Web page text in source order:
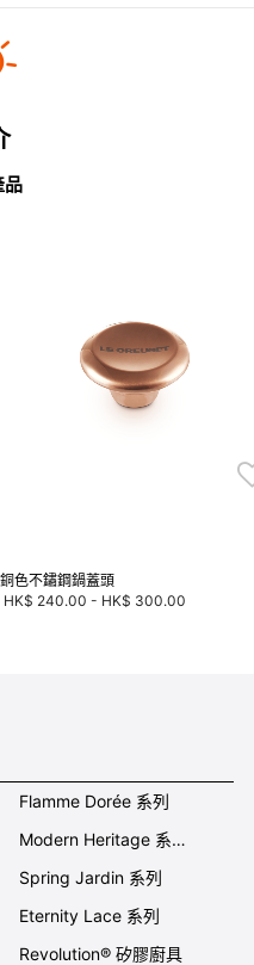
品
銅色不鏽鋼鍋蓋頭
HK$ 240.00 - HK$ 300.00
Flamme Dorée 系列
Modern Heritage 系列
Spring Jardin 系列
Eternity Lace 系列
Revolution® 矽膠廚具